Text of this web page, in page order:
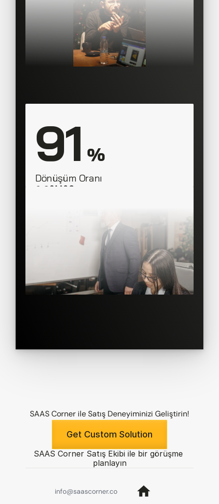
91 %
Dönüşüm Oranı
SAAS Corner
SAAS Corner ile Satış Deneyiminizi Geliştirin!
Get Custom Solution
SAAS Corner Satış Ekibi ile bir görüşme
planlayın
info@saascorner.co